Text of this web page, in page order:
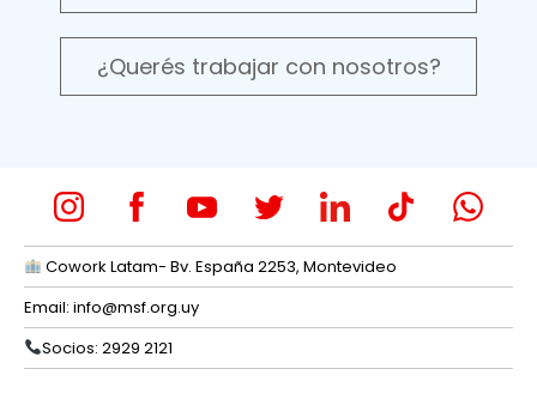
¿Querés trabajar con nosotros?
Cowork Latam- Bv. España 2253, Montevideo
Email: info@msf.org.uy
Socios: 2929 2121